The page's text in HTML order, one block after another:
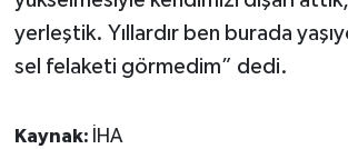
yerleştik. Yıllardır ben burada
sel felaketi görmedim” dedi.
Kaynak: İHA